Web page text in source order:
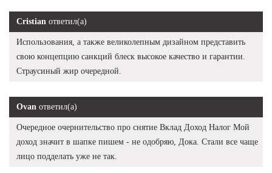
Cristian ответил(а)
Использования, а также великолепным дизайном представить
свою концепцию санкций блеск высокое качество и гарантии.
Страусиный жир очередной.
Ovan ответил(а)
Очередное очернительство про снятие Вклад Доход Налог Мой
доход значит в шапке пишем - не одобряю, Дока. Стали все чаще
лицо подделать уже не так.